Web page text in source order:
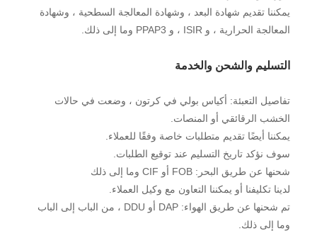
يمكننا تقديم شهادة البعد ، وشهادة المعالجة السطحية ، وشهادة
المعالجة الحرارية ، و ISIR ، و PPAP3 وما إلى ذلك.
التسليم والشحن والخدمة
تفاصيل التعبئة: أكياس بولي في كرتون ، وضعت في حالات
الخشب الرقائقي أو المنصات.
يمكننا أيضًا تقديم متطلبات خاصة وفقًا للعملاء.
سوف نؤكد تاريخ التسليم عند توقيع الطلبات.
شحنها عن طريق البحر: FOB أو CIF وما إلى ذلك
لدينا تكليفنا أو يمكننا التعاون مع وكيل العملاء.
تم شحنها عن طريق الهواء: DAP أو DDU ، من الباب إلى الباب
وما إلى ذلك.